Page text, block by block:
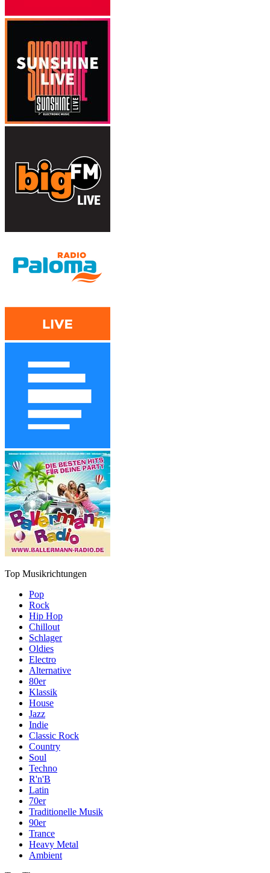
Top Musikrichtungen
Pop
Rock
Hip Hop
Chillout
Schlager
Oldies
Electro
Alternative
80er
Klassik
House
Jazz
Indie
Classic Rock
Country
Soul
Techno
R'n'B
Latin
70er
Traditionelle Musik
90er
Trance
Heavy Metal
Ambient